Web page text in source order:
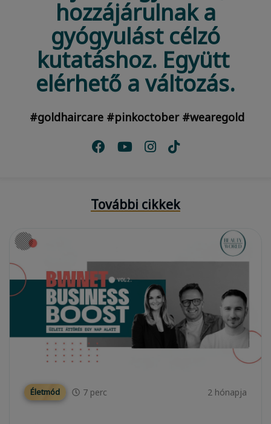
hozzájárulnak a
gyógyulást célzó
kutatáshoz. Együtt
elérhető a változás.
#goldhaircare #pinkoctober #wearegold
További cikkek
Életmód 7 perc 2 hónapja